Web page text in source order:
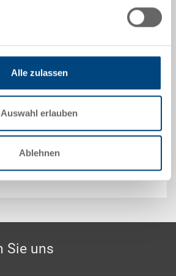
Alle zulassen
Auswahl erlauben
Ablehnen
mit Scharnierdeckel, PP,
Deckel verkehrsgelb, aussen
Schnappverschlüssen, ohne
- Unser Spezialgebiet
Sie uns